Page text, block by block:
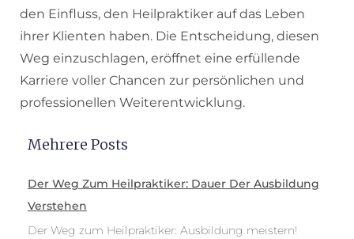
den Einfluss, den Heilpraktiker auf das Leben
ihrer Klienten haben. Die Entscheidung, diesen
Weg einzuschlagen, eröffnet eine erfüllende
Karriere voller Chancen zur persönlichen und
professionellen Weiterentwicklung.
Mehrere Posts
Der Weg Zum Heilpraktiker: Dauer Der Ausbildung
Verstehen
Der Weg zum Heilpraktiker: Ausbildung meistern!